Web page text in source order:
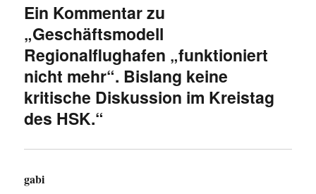
Ein Kommentar zu
„Geschäftsmodell
Regionalflughafen „funktioniert
nicht mehr“. Bislang keine
kritische Diskussion im Kreistag
des HSK.“
gabi